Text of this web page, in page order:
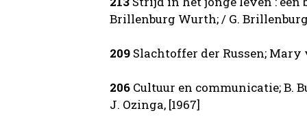
Brillenburg Wurth; / G.
209 Slachtoffer der Russen; Mary
206 Cultuur en communicatie; B.
J. Ozinga, [1967]